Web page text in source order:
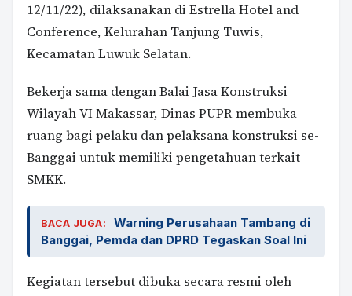
12/11/22), dilaksanakan di Estrella Hotel and
Conference, Kelurahan Tanjung Tuwis,
Kecamatan Luwuk Selatan.
Bekerja sama dengan Balai Jasa Konstruksi
Wilayah VI Makassar, Dinas PUPR membuka
ruang bagi pelaku dan pelaksana konstruksi se-
Banggai untuk memiliki pengetahuan terkait
SMKK.
BACA JUGA:
Warning Perusahaan Tambang di
Banggai, Pemda dan DPRD Tegaskan Soal Ini
Kegiatan tersebut dibuka secara resmi oleh